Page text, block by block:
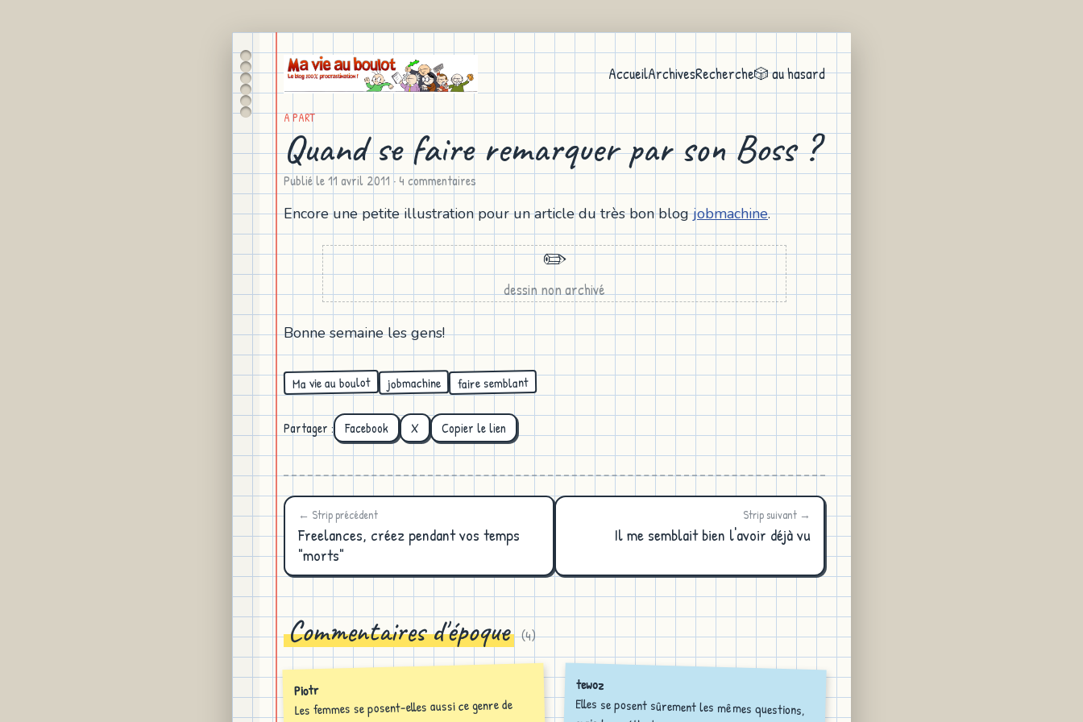
AccueilArchivesRecherche🎲 au hasard
A PART
Quand se faire remarquer par son Boss ?
Publié le11 avril 2011 · 4 commentaires
Encore une petite illustration pour un article du très bon blogjobmachine.
✏️
dessin non archivé
Bonne semaine les gens!
Ma vie au boulot jobmachine faire semblant
Partager : Facebook X Copier le lien
← Strip précédent
Freelances, créez pendant vos temps
"morts"
Strip suivant →
Il me semblait bien l'avoir déjà vu
Commentaires d'époque (4)
Piotr
Les femmes se posent-elles aussi ce genre de
tewoz
Elles se posent sûrement les mêmes questions,